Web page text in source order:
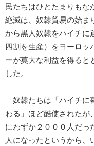
民たちはひとたまりもな
絶滅は、奴隷貿易の始ま
から黒人奴隷をハイチに
四割を生産）をヨーロッ
ーが莫大な利益を得ると
した。
奴隷たちは「ハイチに
わる」ほど酷使されたが
にわずか２０００人だっ
人になったというから